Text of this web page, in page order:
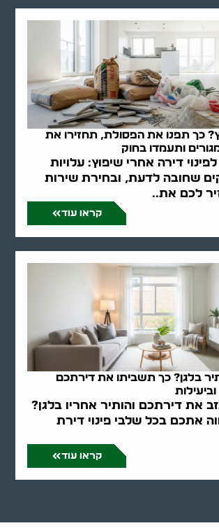
כך תפנו את הפסולת, תחזירו את
ותעמדו בחוק
דירה אחרי שיפוץ: עלויות
שחובה לדעת, ובחירת שירות
לכם את..
קראו עוד
בלגן? כך תשביתו את דירתכם
את דירתכם והותיר אחריו בלגן?
אתכם בכל שלבי פינוי דירת
קראו עוד